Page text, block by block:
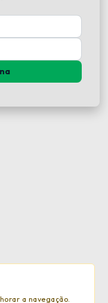
a navegação.